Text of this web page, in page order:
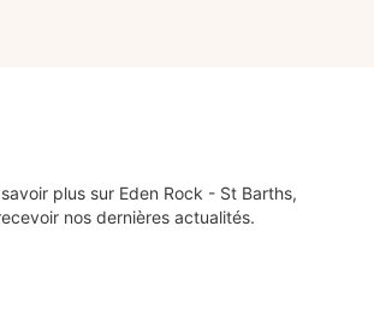
plus sur Eden Rock - St Barths,
nos dernières actualités.